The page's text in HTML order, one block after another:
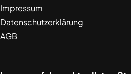
Impressum
Datenschutzerklärung
AGB